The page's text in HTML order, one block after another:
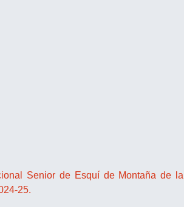
Senior de Esquí de Montaña de la
25.